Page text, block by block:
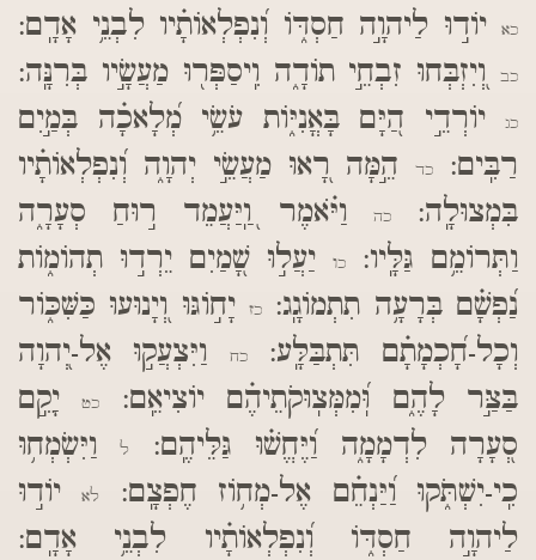
כא יוֹד֣וּ לַיהוָ֣ה חַסְדּ֑וֹ וְ֝נִפְלְאוֹתָ֗יו לִבְנֵ֥י אָדָֽם:
כב וְ֭יִזְבְּחוּ זִבְחֵ֣י תוֹדָ֑ה וִֽיסַפְּר֖וּ מַעֲשָׂ֣יו בְּרִנָּֽה:
כג
יוֹרְדֵ֣י הַ֭יָּם בָּאֳנִיּ֑וֹת עֹשֵׂ֥י מְ֝לָאכָ֗ה בְּמַ֣יִם
רַבִּֽים:
כדהֵ֣מָּה רָ֭אוּ מַעֲשֵׂ֣י יְהוָ֑ה וְ֝נִפְלְאוֹתָ֗יו
בִּמְצוּלָֽה:כה
וַיֹּ֗אמֶר וַֽ֭יַּעֲמֵד ר֣וּחַ סְעָרָ֑ה
וַתְּרוֹמֵ֥ם גַּלָּֽיו:
כו
יַעֲל֣וּ שָׁ֭מַיִם יֵרְד֣וּ תְהוֹמ֑וֹת
נַ֝פְשָׁ֗ם בְּרָעָ֥ה תִתְמוֹגָֽג:
כז
יָח֣וֹגּוּ וְ֭יָנוּעוּ כַּשִּׁכּ֑וֹר
וְכָל-חָ֝כְמָתָ֗ם תִּתְבַּלָּֽע:כח
וַיִּצְעֲק֣וּ אֶל-יְ֭הוָה
בַּצַּ֣ר לָהֶ֑ם וּֽ֝מִמְּצֽוּקֹתֵיהֶ֗ם יוֹצִיאֵֽם:
כטיָקֵ֣ם
סְ֭עָרָה לִדְמָמָ֑ה וַ֝יֶּחֱשׁ֗וּ גַּלֵּיהֶֽם:
לוַיִּשְׂמְח֥וּ
כִֽי-יִשְׁתֹּ֑קוּ וַ֝יַּנְחֵ֗ם אֶל-מְח֥וֹז חֶפְצָֽם:
לאיוֹד֣וּ
לַיהוָ֣ה חַסְדּ֑וֹ וְ֝נִפְלְאוֹתָ֗יו לִבְנֵ֥י אָדָֽם: